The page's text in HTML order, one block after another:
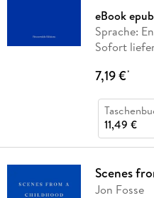
eBook epub
Sprache:
Sofort
7,19 €*
11,49 €
Scenes
Jon Fosse